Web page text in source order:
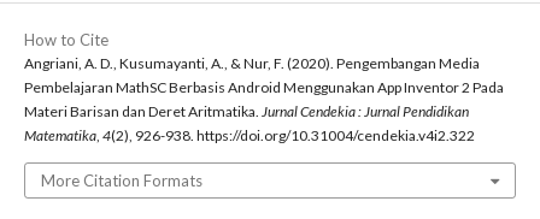
How to Cite
Angriani, A. D., Kusumayanti, A., & Nur, F. (2020). Pengembangan Media
Pembelajaran MathSC Berbasis Android Menggunakan App Inventor 2 Pada
Materi Barisan dan Deret Aritmatika. Jurnal Cendekia : Jurnal Pendidikan
Matematika, 4(2), 926-938. https://doi.org/10.31004/cendekia.v4i2.322
More Citation Formats